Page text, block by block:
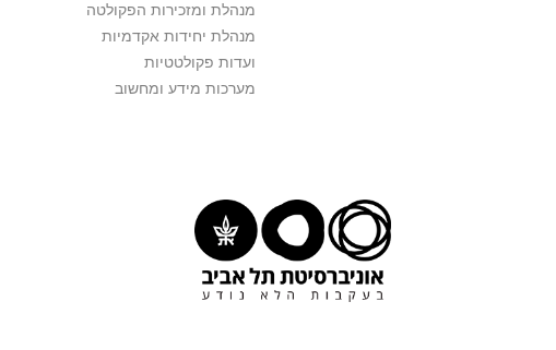
מנהלת ומזכירות הפקולטה
מנהלת יחידות אקדמיות
ועדות פקולטטיות
מערכות מידע ומחשוב